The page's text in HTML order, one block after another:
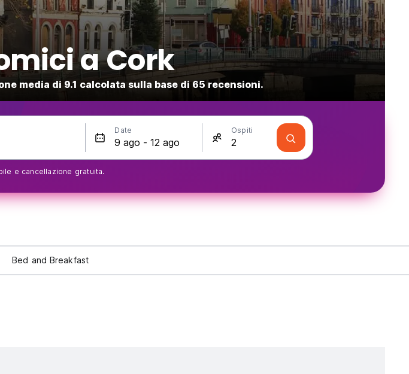
a Cork
media di 9.1 calcolata sulla base di 65 recensioni.
Date Ospiti
e cancellazione gratuita.
Bed and Breakfast